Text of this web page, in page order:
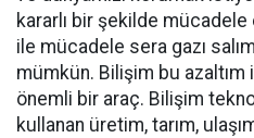
kararlı bir şekilde
ile mücadele sera gazı
mümkün. Bilişim bu azaltım
önemli bir araç. Bilişim
kullanan üretim, tarım,